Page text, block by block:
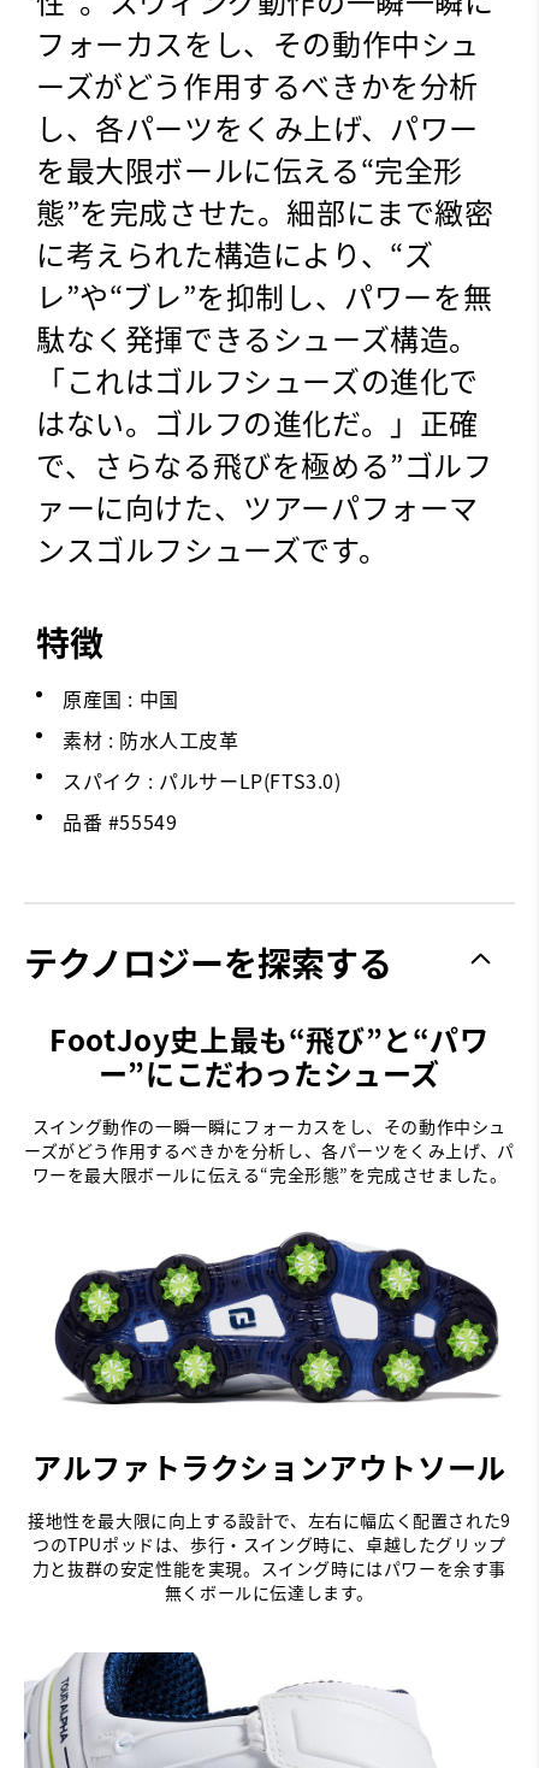
フォーカスをし、その動作中シュ
ーズがどう作用するべきかを分析
し、各パーツをくみ上げ、パワー
を最大限ボールに伝える“完全形
態”を完成させた。細部にまで緻密
に考えられた構造により、“ズ
レ”や“ブレ”を抑制し、パワーを無
駄なく発揮できるシューズ構造。
「これはゴルフシューズの進化で
はない。ゴルフの進化だ。」正確
で、さらなる飛びを極める”ゴルフ
ァーに向けた、ツアーパフォーマ
ンスゴルフシューズです。
特徴
原産国 : 中国
素材 : 防水人工皮革
スパイク : パルサーLP(FTS3.0)
品番 #55549
テクノロジーを探索する
FootJoy史上最も“飛び”と“パワ
ー”にこだわったシューズ
スイング動作の一瞬一瞬にフォーカスをし、その動作中シュ
ーズがどう作用するべきかを分析し、各パーツをくみ上げ、パ
ワーを最大限ボールに伝える“完全形態”を完成させました。
アルファトラクションアウトソール
接地性を最大限に向上する設計で、左右に幅広く配置された9
つのTPUポッドは、歩行・スイング時に、卓越したグリップ
力と抜群の安定性能を実現。スイング時にはパワーを余す事
無くボールに伝達します。